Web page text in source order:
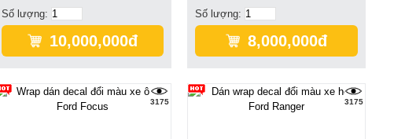
Số lượng:
10,000,000đ
Số lượng:
8,000,000đ
3175 3175